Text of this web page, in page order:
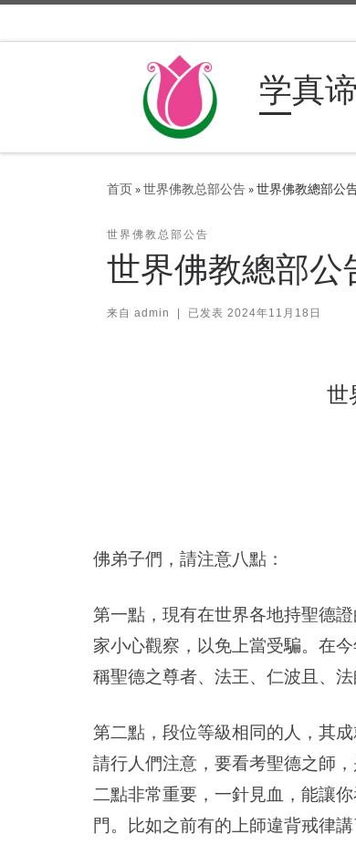
学真谛
首页»世界佛教总部公告»世界佛教總部公
世界佛教总部公告
世界佛教總部公
来自 admin 已发表 2024年11月18日
世
佛弟子們，請注意八點：
第一點，現有在世界各地持聖德
家小心觀察，以免上當受騙。在
稱聖德之尊者、法王、仁波且、
第二點，段位等級相同的人，其
請行人們注意，要看考聖德之師
二點非常重要，一針見血，能讓
門。比如之前有的上師違背戒律